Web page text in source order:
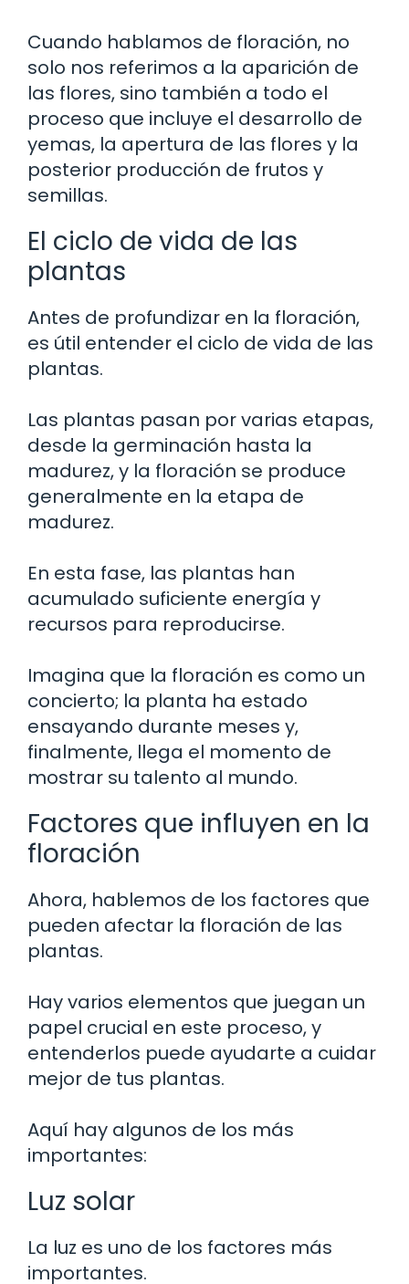
Cuando hablamos de floración, no
solo nos referimos a la aparición de
las flores, sino también a todo el
proceso que incluye el desarrollo de
yemas, la apertura de las flores y la
posterior producción de frutos y
semillas.
El ciclo de vida de las
plantas
Antes de profundizar en la floración,
es útil entender el ciclo de vida de las
plantas.
Las plantas pasan por varias etapas,
desde la germinación hasta la
madurez, y la floración se produce
generalmente en la etapa de
madurez.
En esta fase, las plantas han
acumulado suficiente energía y
recursos para reproducirse.
Imagina que la floración es como un
concierto; la planta ha estado
ensayando durante meses y,
finalmente, llega el momento de
mostrar su talento al mundo.
Factores que influyen en la
floración
Ahora, hablemos de los factores que
pueden afectar la floración de las
plantas.
Hay varios elementos que juegan un
papel crucial en este proceso, y
entenderlos puede ayudarte a cuidar
mejor de tus plantas.
Aquí hay algunos de los más
importantes:
Luz solar
La luz es uno de los factores más
importantes.